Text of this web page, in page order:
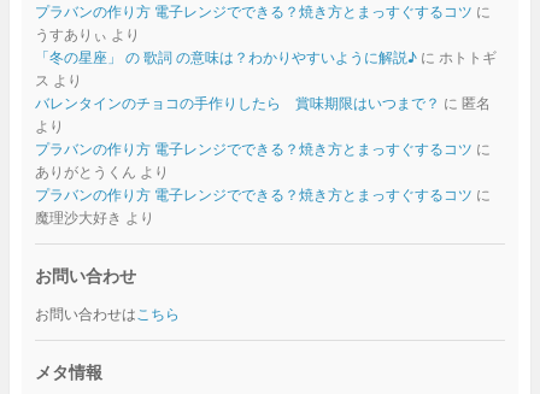
プラバンの作り方 電子レンジでできる？焼き方とまっすぐするコツ に
うすありぃ より
「冬の星座」 の 歌詞 の意味は？わかりやすいように解説♪に ホトトギ
ス より
バレンタインのチョコの手作りしたら 賞味期限はいつまで？ に 匿名
より
プラバンの作り方 電子レンジでできる？焼き方とまっすぐするコツ に
ありがとうくん より
プラバンの作り方 電子レンジでできる？焼き方とまっすぐするコツ に
魔理沙大好き より
お問い合わせ
お問い合わせはこちら
メタ情報